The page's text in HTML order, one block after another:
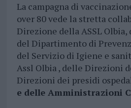
La campagna di
over 80 vede la stretta
Direzione della ASSL
del Dipartimento di
del Servizio di Igiene e
Assl Olbia , delle Direzioni
Direzioni dei presidi
e delle Amministrazioni